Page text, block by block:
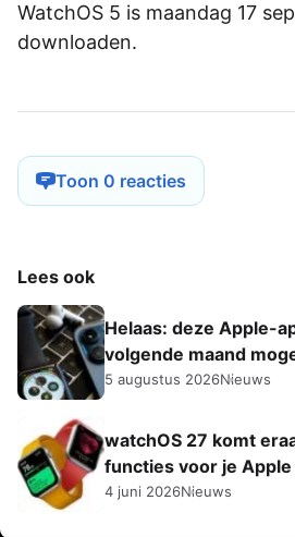
WatchOS 5 is maandag 17
downloaden.
Toon 0 reacties
Lees ook
Helaas: deze Apple-
volgende maand
5 augustus 2026Nieuws
watchOS 27 komt
functies voor je Apple
4 juni 2026Nieuws